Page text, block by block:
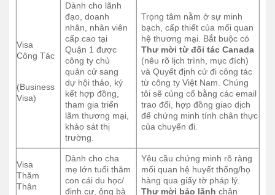
Visa
Công Tác
(Business
Visa)
Dành cho lãnh
đạo, doanh
nhân, nhân viên
cấp cao tại
Quận 1 được
công ty chủ
quản cử sang
dự hội thảo, ký
kết hợp đồng,
tham gia triển
lãm thương mại,
khảo sát thị
trường.
Trọng tâm nằm ở sự minh
bạch, cấp thiết của mối quan
hệ thương mại. Bắt buộc có
Thư mời từ đối tác Canada
(nêu rõ lịch trình, mục đích)
và Quyết định cử đi công tác
từ công ty Việt Nam. Chúng
tôi sẽ củng cố bằng các email
trao đổi, hợp đồng giao dịch
để chứng minh tính chân thực
của chuyến đi.
Visa
Thăm
Thân
Dành cho cha
mẹ lớn tuổi thăm
con cái du học/
định cư, ông bà
Yêu cầu chứng minh rõ ràng
mối quan hệ huyết thống/họ
hàng qua giấy tờ pháp lý.
Thư mời bảo lãnh chân